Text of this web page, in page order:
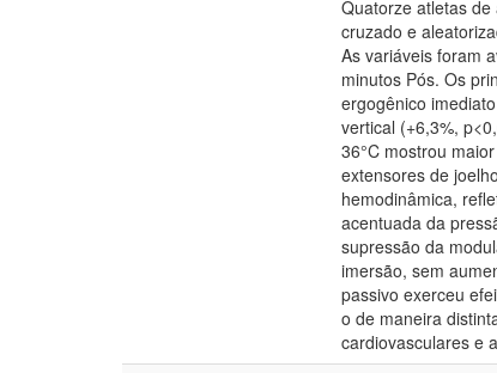
Quatorze atletas
cruzado e
As variáveis foram
minutos Pós. Os
ergogênico
vertical (+6,3%,
36°C mostrou
extensores de
hemodinâmica,
acentuada da
supressão da
imersão, sem
passivo exerceu
o de maneira
cardiovasculares e